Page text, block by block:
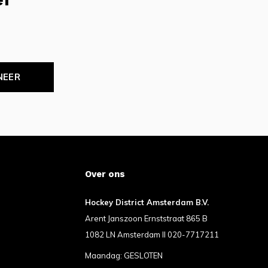
Over ons
Hockey District Amsterdam B.V.
Arent Janszoon Ernststraat 865 B
1082 LN Amsterdam II 020-7717211
Maandag: GESLOTEN